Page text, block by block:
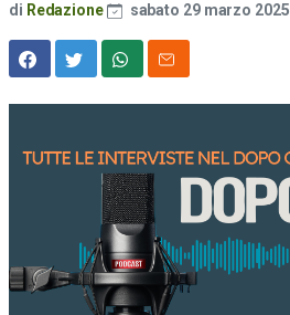
di Redazione sabato 29 marzo 2025